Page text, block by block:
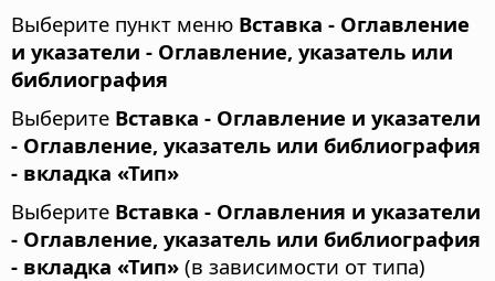
Выберите пункт меню Вставка - Оглавление
и указатели - Оглавление, указатель или
библиография
Выберите Вставка - Оглавление и указатели
- Оглавление, указатель или библиография
- вкладка «Тип»
Выберите Вставка - Оглавления и указатели
- Оглавление, указатель или библиография
- вкладка «Тип» (в зависимости от типа)